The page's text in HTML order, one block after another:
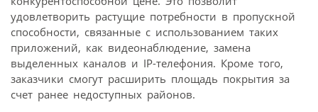
удовлетворить растущие потребности в пропускной
способности, связанные с использованием таких
приложений, как видеонаблюдение, замена
выделенных каналов и IP-телефония. Кроме того,
заказчики смогут расширить площадь покрытия за
счет ранее недоступных районов.